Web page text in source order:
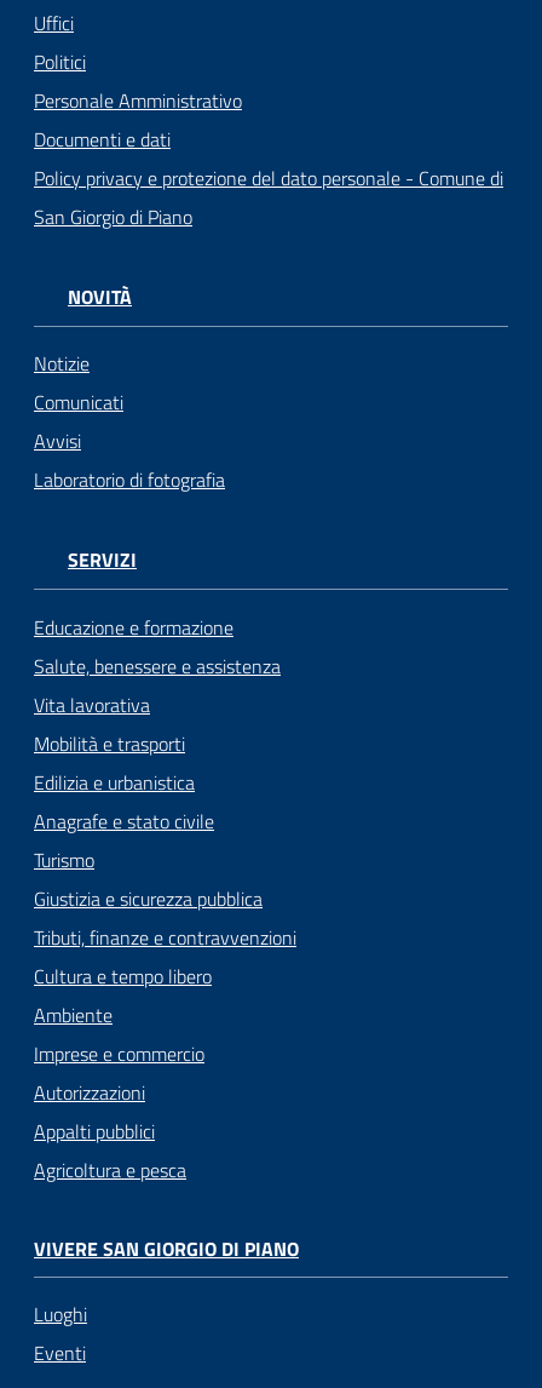
Uffici
Politici
Personale Amministrativo
Documenti e dati
Policy privacy e protezione del dato personale - Comune di
San Giorgio di Piano
NOVITÀ
Notizie
Comunicati
Avvisi
Laboratorio di fotografia
SERVIZI
Educazione e formazione
Salute, benessere e assistenza
Vita lavorativa
Mobilità e trasporti
Edilizia e urbanistica
Anagrafe e stato civile
Turismo
Giustizia e sicurezza pubblica
Tributi, finanze e contravvenzioni
Cultura e tempo libero
Ambiente
Imprese e commercio
Autorizzazioni
Appalti pubblici
Agricoltura e pesca
VIVERE SAN GIORGIO DI PIANO
Luoghi
Eventi